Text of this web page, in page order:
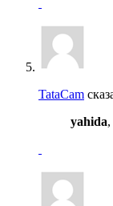
TataCam
yahida